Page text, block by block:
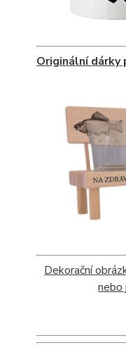
Originální dárky
Dekorační
nebo